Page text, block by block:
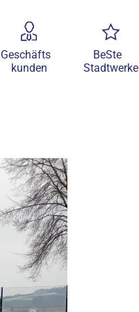
Geschäfts
kunden
BeSte
Stadtwerke